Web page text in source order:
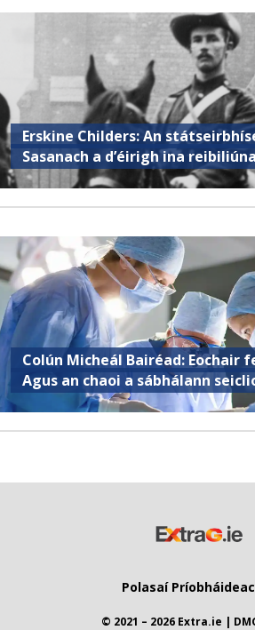
Erskine Childers: An
Sasanach a d’éirigh ina
Colún Micheál Bairéad: Eochair
Agus an chaoi a sábhálann
Polasaí
© 2021 – 2026 Extra.ie |